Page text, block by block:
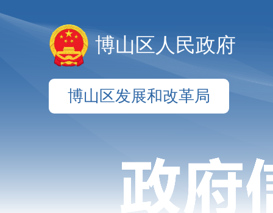
博山区人民政府
博山区发展和改革局